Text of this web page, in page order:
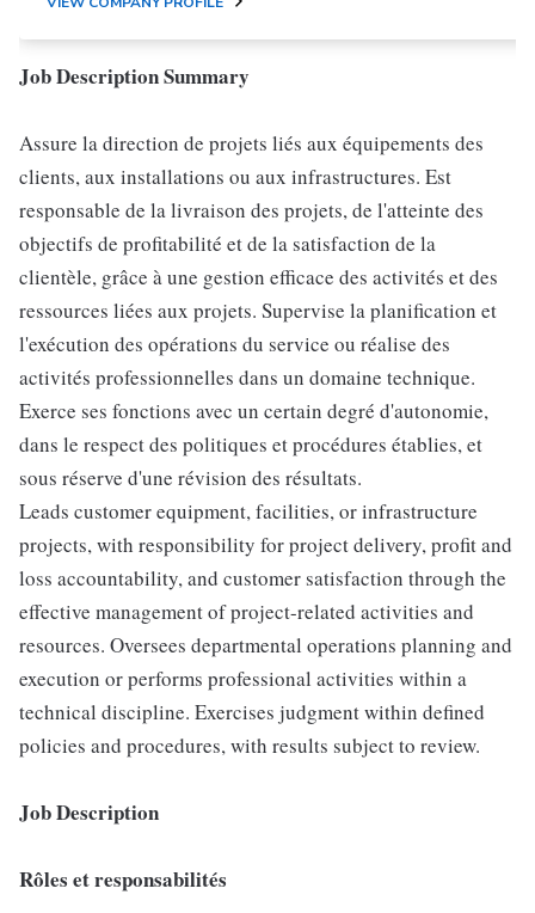
Job Description Summary
Assure la direction de projets liés aux équipements des
clients, aux installations ou aux infrastructures. Est
responsable de la livraison des projets, de l'atteinte des
objectifs de profitabilité et de la satisfaction de la
clientèle, grâce à une gestion efficace des activités et des
ressources liées aux projets. Supervise la planification et
l'exécution des opérations du service ou réalise des
activités professionnelles dans un domaine technique.
Exerce ses fonctions avec un certain degré d'autonomie,
dans le respect des politiques et procédures établies, et
sous réserve d'une révision des résultats.
Leads customer equipment, facilities, or infrastructure
projects, with responsibility for project delivery, profit and
loss accountability, and customer satisfaction through the
effective management of project-related activities and
resources. Oversees departmental operations planning and
execution or performs professional activities within a
technical discipline. Exercises judgment within defined
policies and procedures, with results subject to review.
Job Description
Rôles et responsabilités